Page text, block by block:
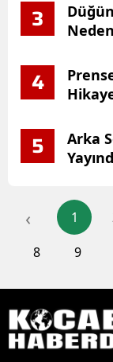
3
4
5
Arka
‹ 1
8
9